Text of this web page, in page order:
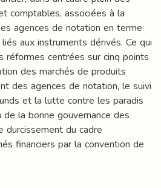
comptables, associées à la
agences de notation en terme
aux instruments dérivés. Ce qui
réformes centrées sur cinq points
des marchés de produits
des agences de notation, le suivi
et la lutte contre les paradis
la bonne gouvernance des
durcissement du cadre
financiers par la convention de